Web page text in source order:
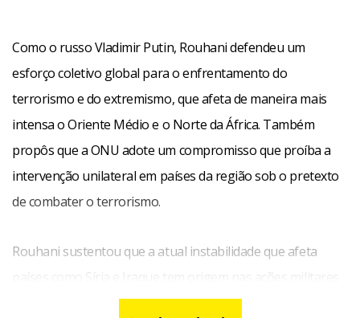
Como o russo Vladimir Putin, Rouhani defendeu um
esforço coletivo global para o enfrentamento do
terrorismo e do extremismo, que afeta de maneira mais
intensa o Oriente Médio e o Norte da África. Também
propôs que a ONU adote um compromisso que proíba a
intervenção unilateral em países da região sob o pretexto
de combater o terrorismo.
Rouhani sustentou que a atual instabilidade que afeta
países como Síria e Iraque tem origem nas ações militares
dos Estados Unidos na região e seu apoio ao Estado de